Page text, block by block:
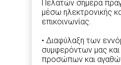
Πελατών σήμερα
μέσω ηλεκτρονικής
επικοινωνίας.
• Διαφύλαξη των
συμφερόντων μας
προσώπων και